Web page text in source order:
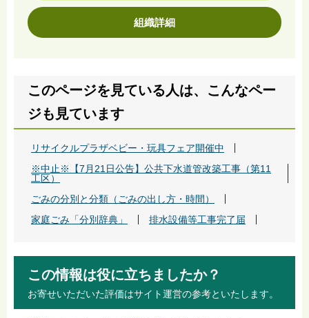
組織詳細
このページを見ている人は、こんなペー
ジも見ています
リサイクルプラザベビー・玩具フェア開催中
※中止※【7月21日公告】公共下水道管改築工事（第11
工区）
ごみの分別と分類（ごみの出し方・時間）
家庭ごみ「分別辞典」
排水設備等工事完了届
この情報は役に立ちましたか？
お寄せいただいた評価はサイト運営の参考といたします。